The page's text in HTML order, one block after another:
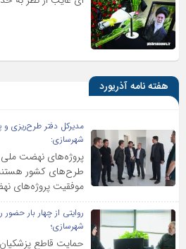
هفته نامه آذریورد
مدیرکل دفتر طرح‌ریزی
شهرسازی:
پروژه‌های نهضت ملی
طرح‌های کشور
موفقیت پروژه‌های
روایتی از چهار بار
شهرسازی؛
حمایت قاطع پزشکیان